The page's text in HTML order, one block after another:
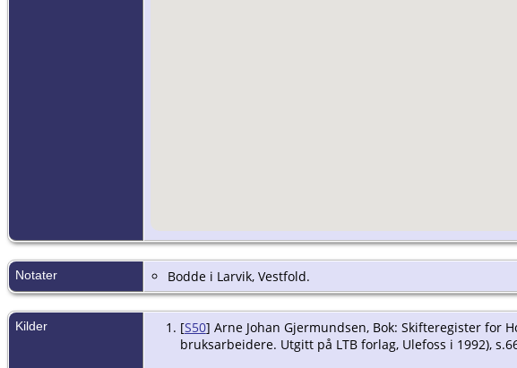
Notater Bodde i Larvik, Vestfold.
Kilder [S50] Arne Johan Gjermundsen, Bok: Skifteregister for
bruksarbeidere. Utgitt på LTB forlag, Ulefoss i 1992),